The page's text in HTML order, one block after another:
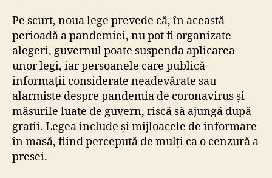
Pe scurt, noua lege prevede că, în această
perioadă a pandemiei, nu pot fi organizate
alegeri, guvernul poate suspenda aplicarea
unor legi, iar persoanele care publică
informații considerate neadevărate sau
alarmiste despre pandemia de coronavirus și
măsurile luate de guvern, riscă să ajungă după
gratii. Legea include și mijloacele de informare
în masă, fiind percepută de mulți ca o cenzură a
presei.